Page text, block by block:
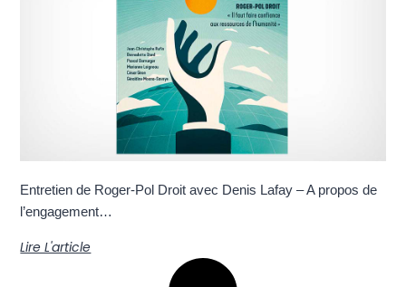
Entretien de Roger-Pol Droit avec Denis Lafay – A propos de
l’engagement…
Lire L'article